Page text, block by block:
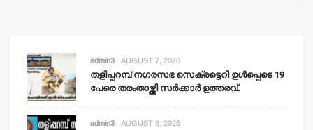
admin3 AUGUST 7, 2026
തളിപ്പറമ്പ് നഗരസഭ സെക്രട്ടെറി ഉള്‍പ്പെടെ 19
പേരെ തരംതാഴ്ത്തി സര്‍ക്കാര്‍ ഉത്തരവ്.
admin3 AUGUST 6, 2026